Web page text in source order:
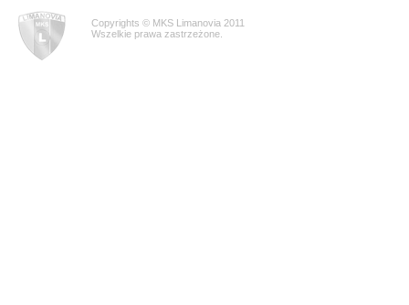
Copyrights © MKS Limanovia 2011
Wszelkie prawa zastrzeżone.